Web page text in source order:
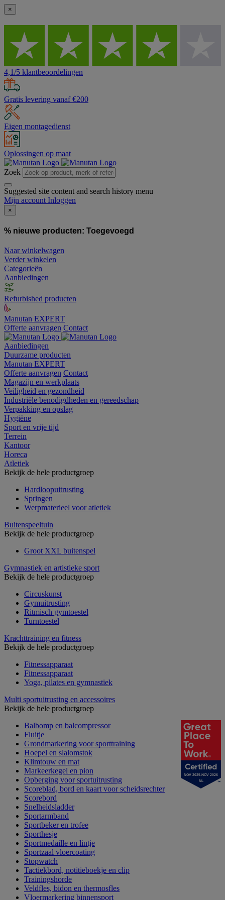
×
4,1/5 klantbeoordelingen
Gratis levering vanaf €200
Eigen montagedienst
Oplossingen op maat
Zoek
Suggested site content and search history menu
Mijn account Inloggen
×
% nieuwe producten: Toegevoegd
Naar winkelwagen
Verder winkelen
Categorieën
Aanbiedingen
Refurbished producten
Manutan EXPERT
Offerte aanvragen Contact
Aanbiedingen
Duurzame producten
Manutan EXPERT
Offerte aanvragen Contact
Magazijn en werkplaats
Veiligheid en gezondheid
Industriële benodigdheden en gereedschap
Verpakking en opslag
Hygiëne
Sport en vrije tijd
Terrein
Kantoor
Horeca
Atletiek
Bekijk de hele productgroep
Hardloopuitrusting
Springen
Werpmaterieel voor atletiek
Buitenspeeltuin
Bekijk de hele productgroep
Groot XXL buitenspel
Gymnastiek en artistieke sport
Bekijk de hele productgroep
Circuskunst
Gymuitrusting
Ritmisch gymtoestel
Turntoestel
Krachttraining en fitness
Bekijk de hele productgroep
Fitnessapparaat
Fitnessapparaat
Yoga, pilates en gymnastiek
Multi sportuitrusting en accessoires
Bekijk de hele productgroep
Balbomp en balcompressor
Fluitje
Grondmarkering voor sporttraining
Hoepel en slalomstok
Klimtouw en mat
Markeerkegel en pion
Opberging voor sportuitrusting
Scoreblad, bord en kaart voor scheidsrechter
Scorebord
Snelheidsladder
Sportarmband
Sportbeker en trofee
Sporthesje
Sportmedaille en lintje
Sportzaal vloercoating
Stopwatch
Tactiekbord, notitieboekje en clip
Trainingshorde
Veldfles, bidon en thermosfles
Vloermarkering binnensport
NOV 2025-NOV 2026
NL